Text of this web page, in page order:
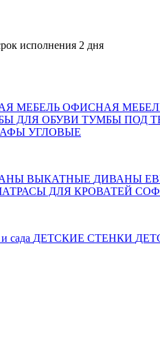
2 дня
МЕБЕЛЬ ОФИСНАЯ
ДЛЯ ОБУВИ ТУМБЫ ПОД
УГЛОВЫЕ
ВЫКАТНЫЕ ДИВАНЫ
ДЛЯ КРОВАТЕЙ
сада ДЕТСКИЕ СТЕНКИ